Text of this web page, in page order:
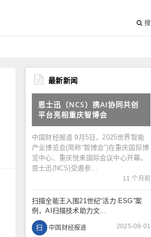
最新新闻
恩士迅（NCS）携AI协同共创
平台亮相重庆智博会
中国财经报道 9月5日，2025世界智能
产业博览会(简称“智博会”)在重庆国际博
览中心、重庆悦来国际会议中心开幕。
恩士迅(NCS)受邀参...
11 个月前
扫描全能王入围21世纪“活力·ESG”案
例，AI扫描技术助力文...
扫 中国财经报道 2025-09-01